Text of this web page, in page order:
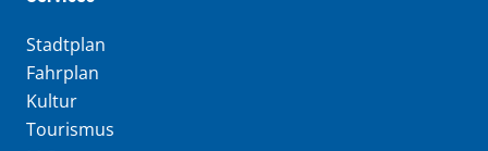
Stadtplan
Fahrplan
Kultur
Tourismus